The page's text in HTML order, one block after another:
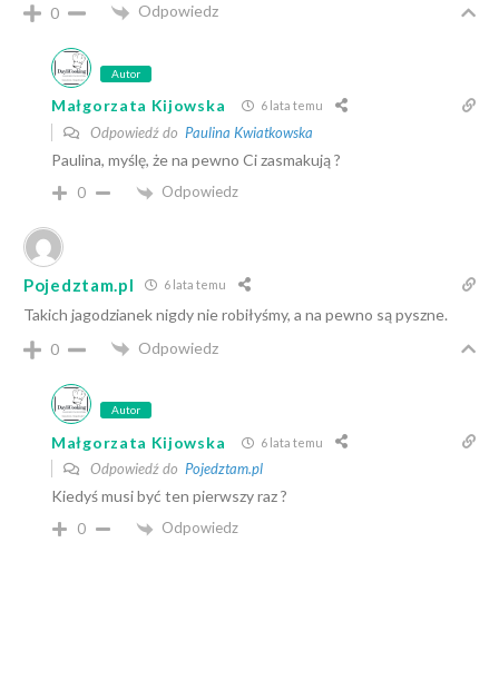
0
Odpowiedz
Autor
Małgorzata Kijowska 6 lata temu
Odpowiedź do Paulina Kwiatkowska
Paulina, myślę, że na pewno Ci zasmakują ?
0 Odpowiedz
Pojedztam.pl 6 lata temu
Takich jagodzianek nigdy nie robiłyśmy, a na pewno są pyszne.
0
Odpowiedz
Autor
Małgorzata Kijowska 6 lata temu
Odpowiedź do Pojedztam.pl
Kiedyś musi być ten pierwszy raz ?
0 Odpowiedz